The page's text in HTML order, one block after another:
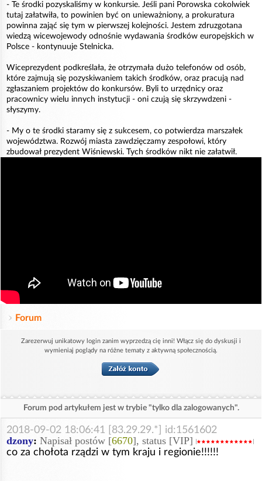
- Te środki pozyskaliśmy w konkursie. Jeśli pani Porowska cokolwiek
tutaj załatwiła, to powinien być on unieważniony, a prokuratura
powinna zająć się tym w pierwszej kolejności. Jestem zdruzgotana
wiedzą wicewojewody odnośnie wydawania środków europejskich w
Polsce - kontynuuje Stelnicka.
Wiceprezydent podkreślała, że otrzymała dużo telefonów od osób,
które zajmują się pozyskiwaniem takich środków, oraz pracują nad
zgłaszaniem projektów do konkursów. Byli to urzędnicy oraz
pracownicy wielu innych instytucji - oni czują się skrzywdzeni -
słyszymy.
- My o te środki staramy się z sukcesem, co potwierdza marszałek
województwa. Rozwój miasta zawdzięczamy zespołowi, który
zbudował prezydent Wiśniewski. Tych środków nikt nie załatwił.
Forum
Zarezerwuj unikatowy login zanim wyprzedzą cię inni! Włącz się do dyskusji i
wymieniaj poglądy na różne tematy z aktywną społecznością.
Forum pod artykułem jest w trybie "tylko dla zalogowanych".
2018-09-02 18:06:41 [83.29.29.*] id:1561602
dzony: Napisał postów [6670], status [VIP]
co za chołota rządzi w tym kraju i regionie!!!!!!